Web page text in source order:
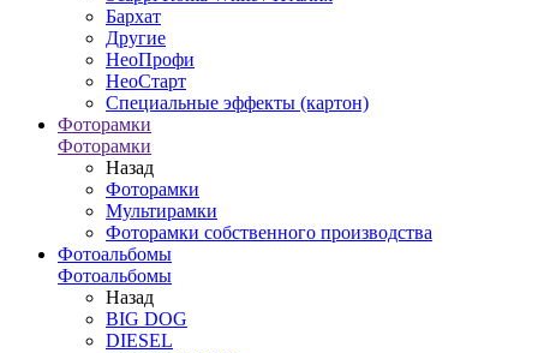
Бархат
Другие
НеоПрофи
НеоСтарт
Специальные эффекты (картон)
Фоторамки
Фоторамки
Назад
Фоторамки
Мультирамки
Фоторамки собственного производства
Фотоальбомы
Фотоальбомы
Назад
BIG DOG
DIESEL